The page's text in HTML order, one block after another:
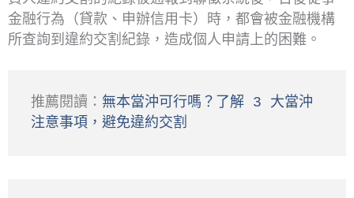
金融行為（貸款、申辦信用卡）時，都會被金融機構
所查詢到違約交割紀錄，造成個人申請上的困難。
推薦閱讀： 無本當沖可行嗎？了解 3 大當沖
注意事項，避免違約交割